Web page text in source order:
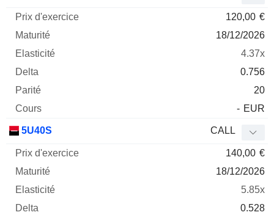
120,00 €
18/12/2026
4.37x
0.756
20
- EUR
5U40S CALL
140,00 €
18/12/2026
5.85x
0.528